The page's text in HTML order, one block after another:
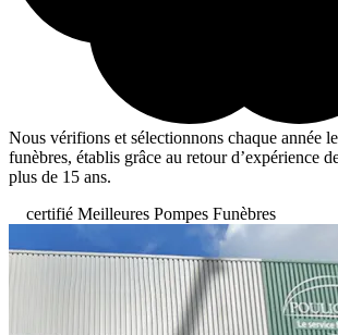
Nous vérifions et sélectionnons chaque année
funèbres, établis grâce au retour d’expérience
plus de 15 ans.
certifié Meilleures Pompes Funèbres